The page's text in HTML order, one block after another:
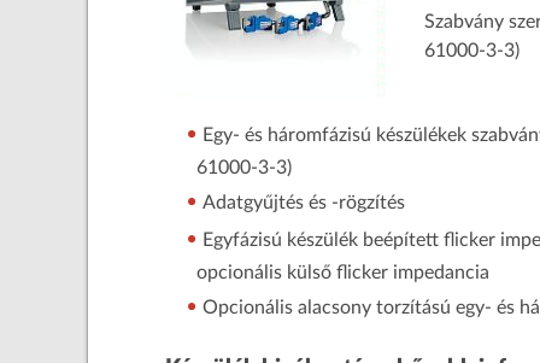
Szabvány
61000-3-3)
Egy- és háromfázisú készülékek
61000-3-3)
Adatgyűjtés és -rögzítés
Egyfázisú készülék beépített flicker
opcionális külső flicker impedancia
Opcionális alacsony torzítású egy- és